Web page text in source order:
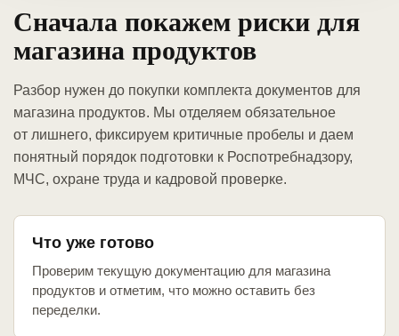
Сначала покажем риски для
магазина продуктов
Разбор нужен до покупки комплекта документов для
магазина продуктов. Мы отделяем обязательное
от лишнего, фиксируем критичные пробелы и даем
понятный порядок подготовки к Роспотребнадзору,
МЧС, охране труда и кадровой проверке.
Что уже готово
Проверим текущую документацию для магазина
продуктов и отметим, что можно оставить без
переделки.